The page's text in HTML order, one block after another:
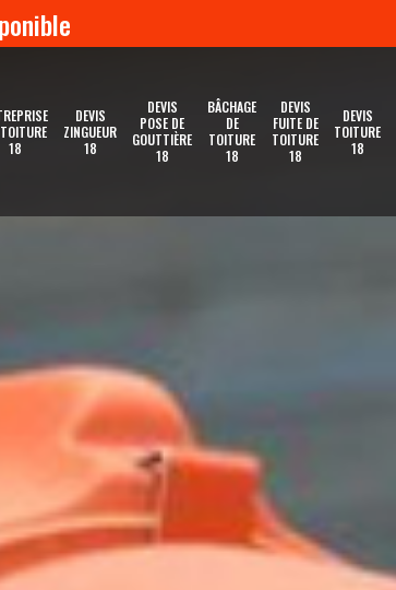
18
DEVIS
ZINGUEUR
18
DEVIS
POSE DE
GOUTTIÈRE
18
BÂCHAGE
DE
TOITURE
18
DEVIS
FUITE DE
TOITURE
18
DEVIS
TOITURE
18